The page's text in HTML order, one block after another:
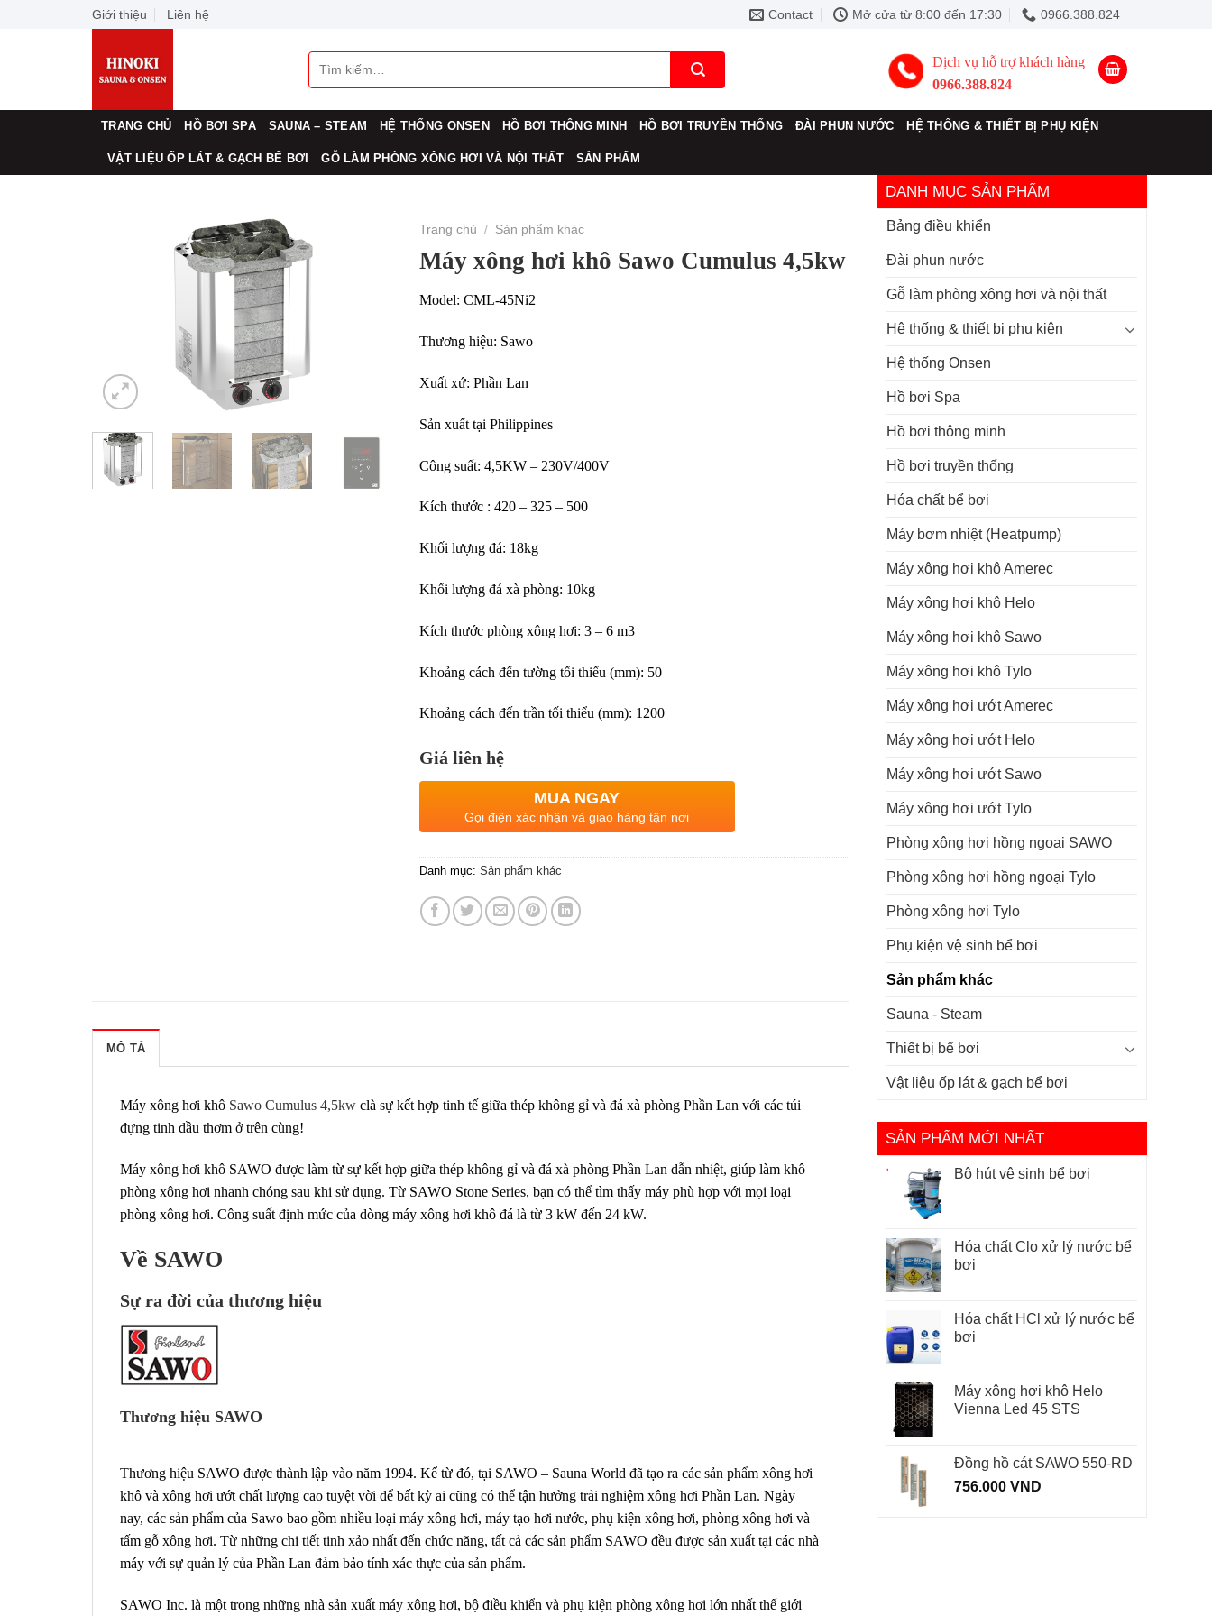
Giới thiệu Liên hệ Contact Mở cửa từ 8:00 đến 17:30 0966.388.824
Tìm
kiếm:
Dịch vụ hỗ trợ khách hàng
0966.388.824
TRANG CHỦ HỒ BƠI SPA SAUNA – STEAM HỆ THỐNG ONSEN HỒ BƠI THÔNG MINH HỒ BƠI TRUYỀN THỐNG ĐÀI PHUN NƯỚC HỆ THỐNG & THIẾT BỊ PHỤ KIỆN
VẬT LIỆU ỐP LÁT & GẠCH BỂ BƠI GỖ LÀM PHÒNG XÔNG HƠI VÀ NỘI THẤT SẢN PHẨM
DANH MỤC SẢN PHẨM
Bảng điều khiển
Đài phun nước
Gỗ làm phòng xông hơi và nội thất
Hệ thống & thiết bị phụ kiện
Hệ thống Onsen
Hồ bơi Spa
Hồ bơi thông minh
Hồ bơi truyền thống
Hóa chất bể bơi
Máy bơm nhiệt (Heatpump)
Máy xông hơi khô Amerec
Máy xông hơi khô Helo
Máy xông hơi khô Sawo
Máy xông hơi khô Tylo
Máy xông hơi ướt Amerec
Máy xông hơi ướt Helo
Máy xông hơi ướt Sawo
Máy xông hơi ướt Tylo
Phòng xông hơi hồng ngoại SAWO
Phòng xông hơi hồng ngoại Tylo
Phòng xông hơi Tylo
Phụ kiện vệ sinh bể bơi
Sản phẩm khác
Sauna - Steam
Thiết bị bể bơi
Vật liệu ốp lát & gạch bể bơi
SẢN PHẨM MỚI NHẤT
Bộ hút vệ sinh bể bơi
Hóa chất Clo xử lý nước bể
bơi
Hóa chất HCl xử lý nước bể
bơi
Máy xông hơi khô Helo
Vienna Led 45 STS
Đồng hồ cát SAWO 550-RD
756.000 VND
Trang chủ / Sản phẩm khác
Máy xông hơi khô Sawo Cumulus 4,5kw
Model: CML-45Ni2
Thương hiệu: Sawo
Xuất xứ: Phần Lan
Sản xuất tại Philippines
Công suất: 4,5KW – 230V/400V
Kích thước : 420 – 325 – 500
Khối lượng đá: 18kg
Khối lượng đá xà phòng: 10kg
Kích thước phòng xông hơi: 3 – 6 m3
Khoảng cách đến tường tối thiểu (mm): 50
Khoảng cách đến trần tối thiểu (mm): 1200
Giá liên hệ
MUA NGAY
Gọi điện xác nhận và giao hàng tận nơi
Danh mục: Sản phẩm khác
MÔ TẢ
Máy xông hơi khô Sawo Cumulus 4,5kw clà sự kết hợp tinh tế giữa thép không gỉ và đá xà phòng Phần Lan với các túi
đựng tinh dầu thơm ở trên cùng!
Máy xông hơi khô SAWO được làm từ sự kết hợp giữa thép không gỉ và đá xà phòng Phần Lan dẫn nhiệt, giúp làm khô
phòng xông hơi nhanh chóng sau khi sử dụng. Từ SAWO Stone Series, bạn có thể tìm thấy máy phù hợp với mọi loại
phòng xông hơi. Công suất định mức của dòng máy xông hơi khô đá là từ 3 kW đến 24 kW.
Về SAWO
Sự ra đời của thương hiệu
Thương hiệu SAWO
Thương hiệu SAWO được thành lập vào năm 1994. Kể từ đó, tại SAWO – Sauna World đã tạo ra các sản phẩm xông hơi
khô và xông hơi ướt chất lượng cao tuyệt vời để bất kỳ ai cũng có thể tận hưởng trải nghiệm xông hơi Phần Lan. Ngày
nay, các sản phẩm của Sawo bao gồm nhiều loại máy xông hơi, máy tạo hơi nước, phụ kiện xông hơi, phòng xông hơi và
tấm gỗ xông hơi. Từ những chi tiết tinh xảo nhất đến chức năng, tất cả các sản phẩm SAWO đều được sản xuất tại các nhà
máy với sự quản lý của Phần Lan đảm bảo tính xác thực của sản phẩm.
SAWO Inc. là một trong những nhà sản xuất máy xông hơi, bộ điều khiển và phụ kiện phòng xông hơi lớn nhất thế giới